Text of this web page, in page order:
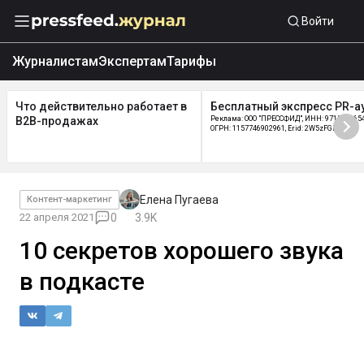
Войти
ЖурналистамЭкспертамТарифы
Что действительно работает в
B2B-продажах
Бесплатный экспресс PR-
Реклама: ООО "ПРЕССФИД", ИНН:
ОГРН: 1157746902961, Erid: 2W5zFGDycPz
Контент-маркетинг Елена Пугаева
22 апреля 2021 0 3.9K
10 секретов хорошего звука
в подкасте